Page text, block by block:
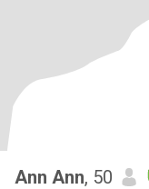
Ann Ann, 50